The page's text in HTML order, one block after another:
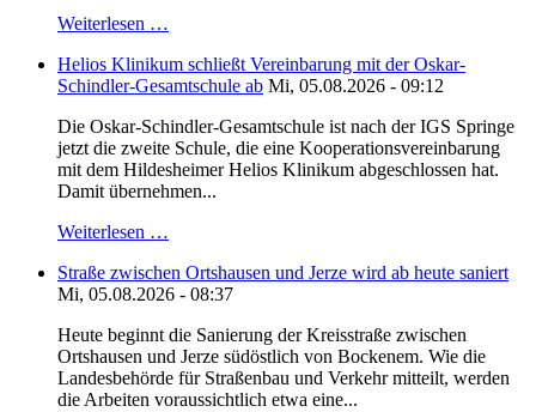
Weiterlesen …
Helios Klinikum schließt Vereinbarung mit der Oskar-
Schindler-Gesamtschule ab Mi, 05.08.2026 - 09:12
Die Oskar-Schindler-Gesamtschule ist nach der IGS Springe
jetzt die zweite Schule, die eine Kooperationsvereinbarung
mit dem Hildesheimer Helios Klinikum abgeschlossen hat.
Damit übernehmen...
Weiterlesen …
Straße zwischen Ortshausen und Jerze wird ab heute saniert
Mi, 05.08.2026 - 08:37
Heute beginnt die Sanierung der Kreisstraße zwischen
Ortshausen und Jerze südöstlich von Bockenem. Wie die
Landesbehörde für Straßenbau und Verkehr mitteilt, werden
die Arbeiten voraussichtlich etwa eine...